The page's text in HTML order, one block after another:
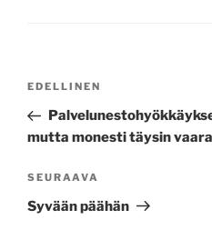
Edellinen
artikkeli
EDELLINEN
mutta monesti täysin
Seuraava
artikkeli
SEURAAVA
Syvään päähän